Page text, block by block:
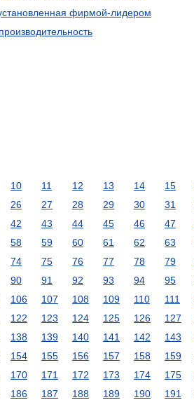
фирмой-лидером
10 11 12 13 14 15
26 27 28 29 30 31
42 43 44 45 46 47
58 59 60 61 62 63
74 75 76 77 78 79
90 91 92 93 94 95
106 107 108 109 110 111
122 123 124 125 126 127
138 139 140 141 142 143
154 155 156 157 158 159
170 171 172 173 174 175
186 187 188 189 190 191